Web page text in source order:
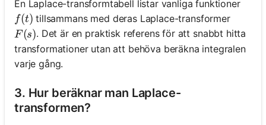
En Laplace-transformtabell listar vanliga funktioner
f(t)
f(t) tillsammans med deras Laplace-transformer
F(s)
F(s). Det är en praktisk referens för att snabbt hitta
transformationer utan att behöva beräkna integralen
varje gång.
3. Hur beräknar man Laplace-
transformen?